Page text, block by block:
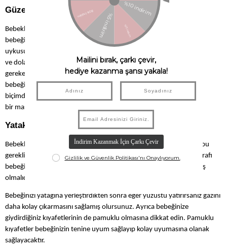
Güzel Bir Duş
Bebekler de yetişkinler gibi ılık bir duş aldıklarında rahatlarlar. Siz de
bebeğinize güzel bir duş aldırırsanız ve sonrasında da bebeğinizin
uykusunu kaçırmayacak şekilde masaj yaparsanız vücudu rahatlayacak
ve dolayısıyla bebeğiniz uyku haline geçecektir. Ancak dikkat edilmesi
gereken husus şudur ki yapılacak masaj çok sakince yapılmalıdır. Eğer
bebeğinizi sürekli sağa sola çevirip oyun oynadığınızı düşüneceği bir
biçimde bir masaj yaparsanız bu uykusunu kaçırabilir. Dolayısıyla sakin
bir masaj yöntemini tercih etmenizi tavsiye ederiz.
Yatak, Uyku Kıyafeti ve Uyutma Şekli
Bebeklerin uyurken rahat hareket etmeleri gerekmektedir. Ancak bu
gereklilikten önce gelen konu güvenlikleridir. Dolayısıyla yatağın etrafı
bebeğinizi herhangi bir tehlikeden koruyacak şekilde dizayn edilmiş
olmalıdır.
Bebeğinizi yatağına yerleştirdikten sonra eğer yüzüstü yatırırsanız gazını
daha kolay çıkarmasını sağlamış olursunuz. Ayrıca bebeğinize
giydirdiğiniz kıyafetlerinin de pamuklu olmasına dikkat edin. Pamuklu
kıyafetler bebeğinizin tenine uyum sağlayıp kolay uyumasına olanak
sağlayacaktır.